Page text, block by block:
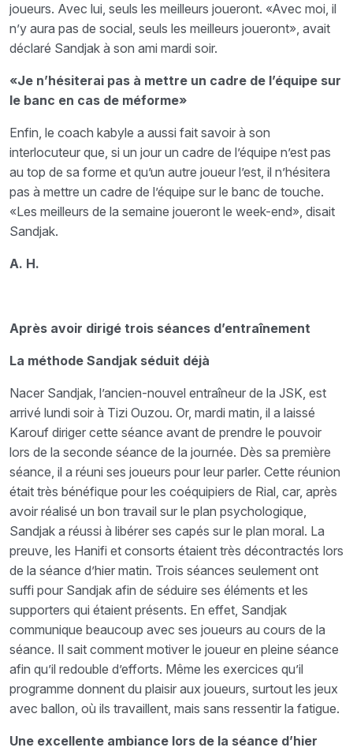
joueurs. Avec lui, seuls les meilleurs joueront. «Avec moi, il
n’y aura pas de social, seuls les meilleurs joueront», avait
déclaré Sandjak à son ami mardi soir.
«Je n’hésiterai pas à mettre un cadre de l’équipe sur
le banc en cas de méforme»
Enfin, le coach kabyle a aussi fait savoir à son
interlocuteur que, si un jour un cadre de l’équipe n’est pas
au top de sa forme et qu’un autre joueur l’est, il n’hésitera
pas à mettre un cadre de l’équipe sur le banc de touche.
«Les meilleurs de la semaine joueront le week-end», disait
Sandjak.
A. H.
Après avoir dirigé trois séances d’entraînement
La méthode Sandjak séduit déjà
Nacer Sandjak, l’ancien-nouvel entraîneur de la JSK, est
arrivé lundi soir à Tizi Ouzou. Or, mardi matin, il a laissé
Karouf diriger cette séance avant de prendre le pouvoir
lors de la seconde séance de la journée. Dès sa première
séance, il a réuni ses joueurs pour leur parler. Cette réunion
était très bénéfique pour les coéquipiers de Rial, car, après
avoir réalisé un bon travail sur le plan psychologique,
Sandjak a réussi à libérer ses capés sur le plan moral. La
preuve, les Hanifi et consorts étaient très décontractés lors
de la séance d’hier matin. Trois séances seulement ont
suffi pour Sandjak afin de séduire ses éléments et les
supporters qui étaient présents. En effet, Sandjak
communique beaucoup avec ses joueurs au cours de la
séance. Il sait comment motiver le joueur en pleine séance
afin qu’il redouble d’efforts. Même les exercices qu’il
programme donnent du plaisir aux joueurs, surtout les jeux
avec ballon, où ils travaillent, mais sans ressentir la fatigue.
Une excellente ambiance lors de la séance d’hier